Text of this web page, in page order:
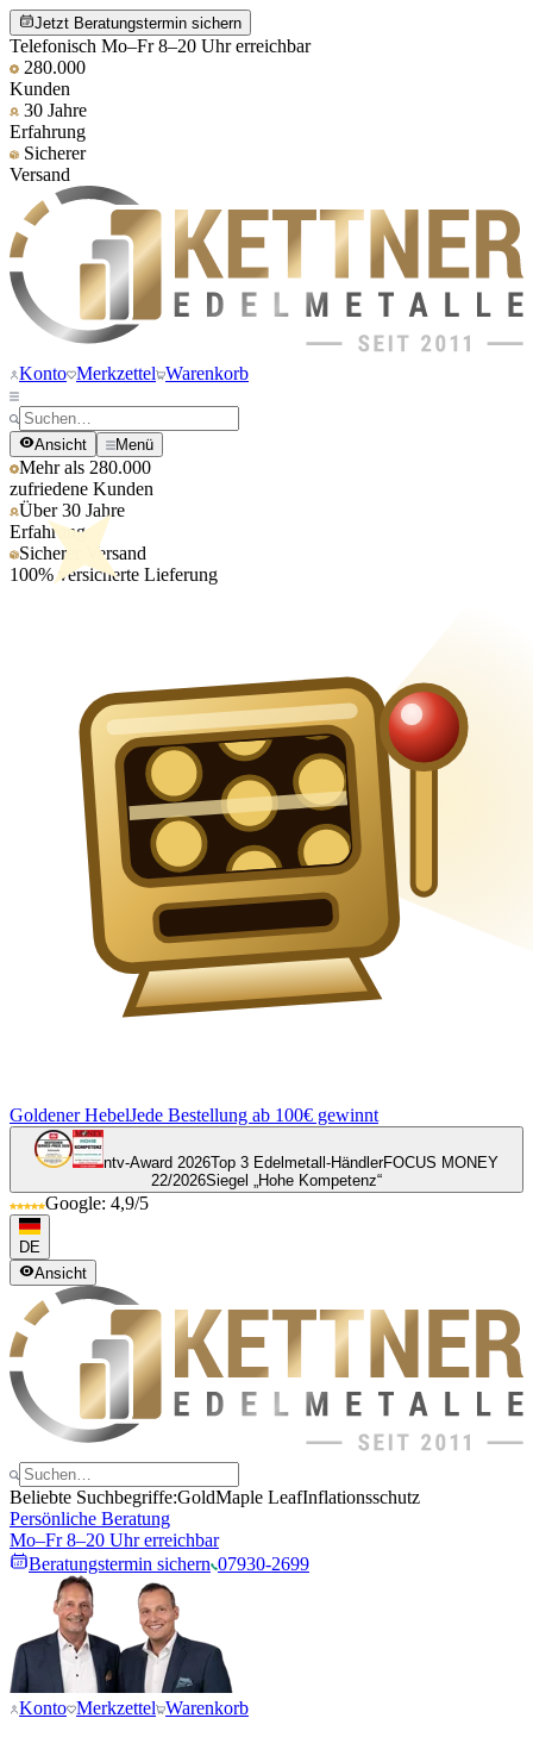
Jetzt Beratungstermin sichern
Telefonisch Mo–Fr 8–20 Uhr erreichbar
280.000
Kunden
30 Jahre
Erfahrung
Sicherer
Versand
Konto Merkzettel Warenkorb
Ansicht Menü
Mehr als 280.000
zufriedene Kunden
Über 30 Jahre
Erfahrung
Sicherer Versand
100% versicherte Lieferung
Goldener HebelJede Bestellung ab 100€ gewinnt
ntv-Award 2026Top 3 Edelmetall-HändlerFOCUS MONEY
22/2026Siegel „Hohe Kompetenz“
Google: 4,9/5
DE
Ansicht
Beliebte Suchbegriffe:GoldMaple LeafInflationsschutz
Persönliche Beratung
Mo–Fr 8–20 Uhr erreichbar
Beratungstermin sichern 07930-2699
Konto Merkzettel Warenkorb